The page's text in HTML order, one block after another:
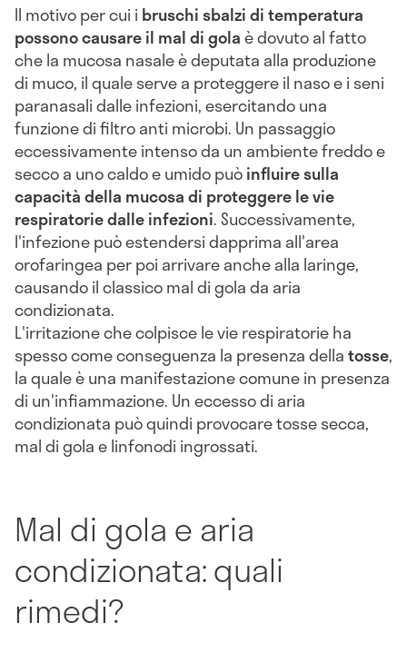
Il motivo per cui i bruschi sbalzi di temperatura
possono causare il mal di golaè dovuto al fatto
che la mucosa nasale è deputata alla produzione
di muco, il quale serve a proteggere il naso e i seni
paranasali dalle infezioni, esercitando una
funzione di filtro anti microbi. Un passaggio
eccessivamente intenso da un ambiente freddo e
secco a uno caldo e umido puòinfluire sulla
capacità della mucosa di proteggere le vie
respiratorie dalle infezioni. Successivamente,
l'infezione può estendersi dapprima all'area
orofaringea per poi arrivare anche alla laringe,
causando il classico mal di gola da aria
condizionata.
L'irritazione che colpisce le vie respiratorie ha
spesso come conseguenza la presenza dellatosse,
la quale è una manifestazione comune in presenza
di un'infiammazione. Un eccesso di aria
condizionata può quindi provocare tosse secca,
mal di gola e linfonodi ingrossati.
Mal di gola e aria
condizionata: quali
rimedi?